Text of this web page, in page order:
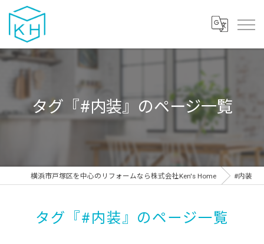
タグ『#内装』のページ一覧
横浜市戸塚区を中心のリフォームなら株式会社Ken's Home #内装
タグ『#内装』のページ一覧